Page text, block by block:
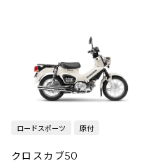
ロードスポーツ 原付
クロスカブ50